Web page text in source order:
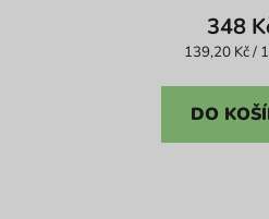
je
z
348
Měrná
139,20 Kč /
DO